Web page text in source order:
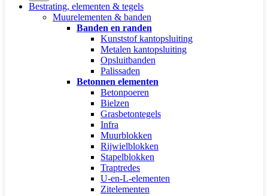
Bestrating, elementen & tegels
Muurelementen & banden
Banden en randen
Kunststof kantopsluiting
Metalen kantopsluiting
Opsluitbanden
Palissaden
Betonnen elementen
Betonpoeren
Bielzen
Grasbetontegels
Infra
Muurblokken
Rijwielblokken
Stapelblokken
Traptredes
U-en-L-elementen
Zitelementen